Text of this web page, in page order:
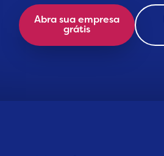
Abra sua empresa
grátis